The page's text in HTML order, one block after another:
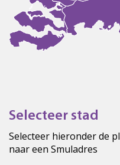
Selecteer stad
Selecteer hieronder de
naar een Smuladres